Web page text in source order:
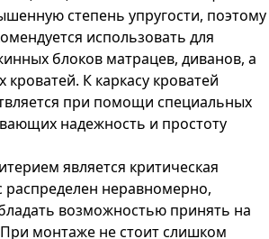
степень упругости, поэтому
использовать для
блоков матрацев, диванов, а
кроватей. К каркасу кроватей
при помощи специальных
надежность и простоту
является критическая
распределен неравномерно,
возможностью принять на
При монтаже не стоит слишком